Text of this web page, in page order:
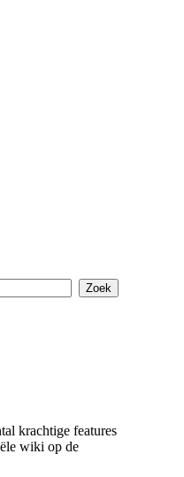
krachtige features
wiki op de